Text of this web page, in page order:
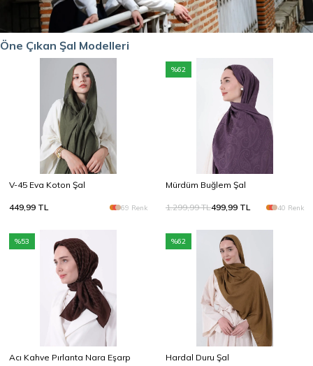
Yeni Sezon SS26
Doğal tonlar, zarif dokular
Öne Çıkan Şal Modelleri
V-45 Eva Koton Şal
449,99 TL 69 Renk
%62
Mürdüm Buğlem Şal
1.299,99TL499,99 TL 40 Renk
%53
Acı Kahve Pırlanta Nara Eşarp
%62
Hardal Duru Şal